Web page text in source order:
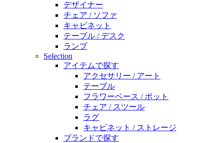
デザイナー
チェア / ソファ
キャビネット
テーブル / デスク
ランプ
Selection
アイテムで探す
アクセサリー / アート
テーブル
フラワーベース / ポット
チェア / スツール
ラグ
キャビネット / ストレージ
ブランドで探す